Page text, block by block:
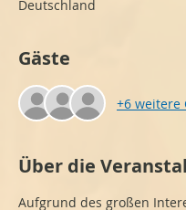
Deutschland
Gäste
+6 weitere
Über die
Aufgrund des großen